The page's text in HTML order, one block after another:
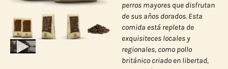
perros mayores que disfrutan
de sus años dorados. Esta
comida está repleta de
exquisiteces locales y
regionales, como pollo
británico criado en libertad,